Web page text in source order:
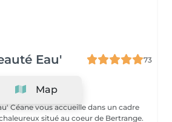
Eau'
73
L-8058
Céane vous accueille dans un cadre
situé au coeur de Bertrange.
Map